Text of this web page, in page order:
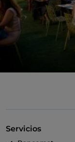
Servicios